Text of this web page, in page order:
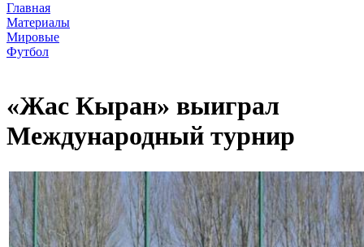
Главная
Материалы
Мировые
Футбол
«Жас Кыран» выиграл
Международный турнир